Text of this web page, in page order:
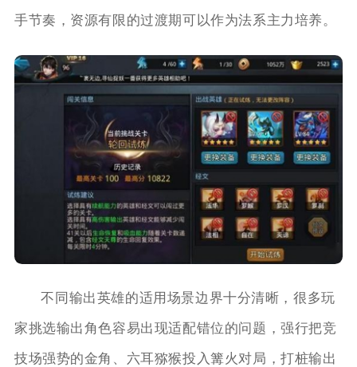
手节奏，资源有限的过渡期可以作为法系主力培养。
不同输出英雄的适用场景边界十分清晰，很多玩
家挑选输出角色容易出现适配错位的问题，强行把竞
技场强势的金角、六耳猕猴投入篝火对局，打桩输出